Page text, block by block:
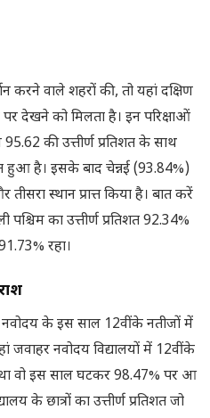
करने वाले शहरों की, तो यहां दक्षिण
देखने को मिलता है। इन परिक्षाओं
की उत्तीर्ण प्रतिशत के साथ
हुआ है। इसके बाद चेन्नई (93.84%)
स्थान प्रात्त किया है। बात करें
पश्चिम का उत्तीर्ण प्रतिशत 92.34%
रहा।
नवोदय के इस साल 12वीं के नतीजों में
जवाहर नवोदय विद्यालयों में 12वीं के
था वो इस साल घटकर 98.47% पर आ
के छात्रों का उत्तीर्ण प्रतिशत जो